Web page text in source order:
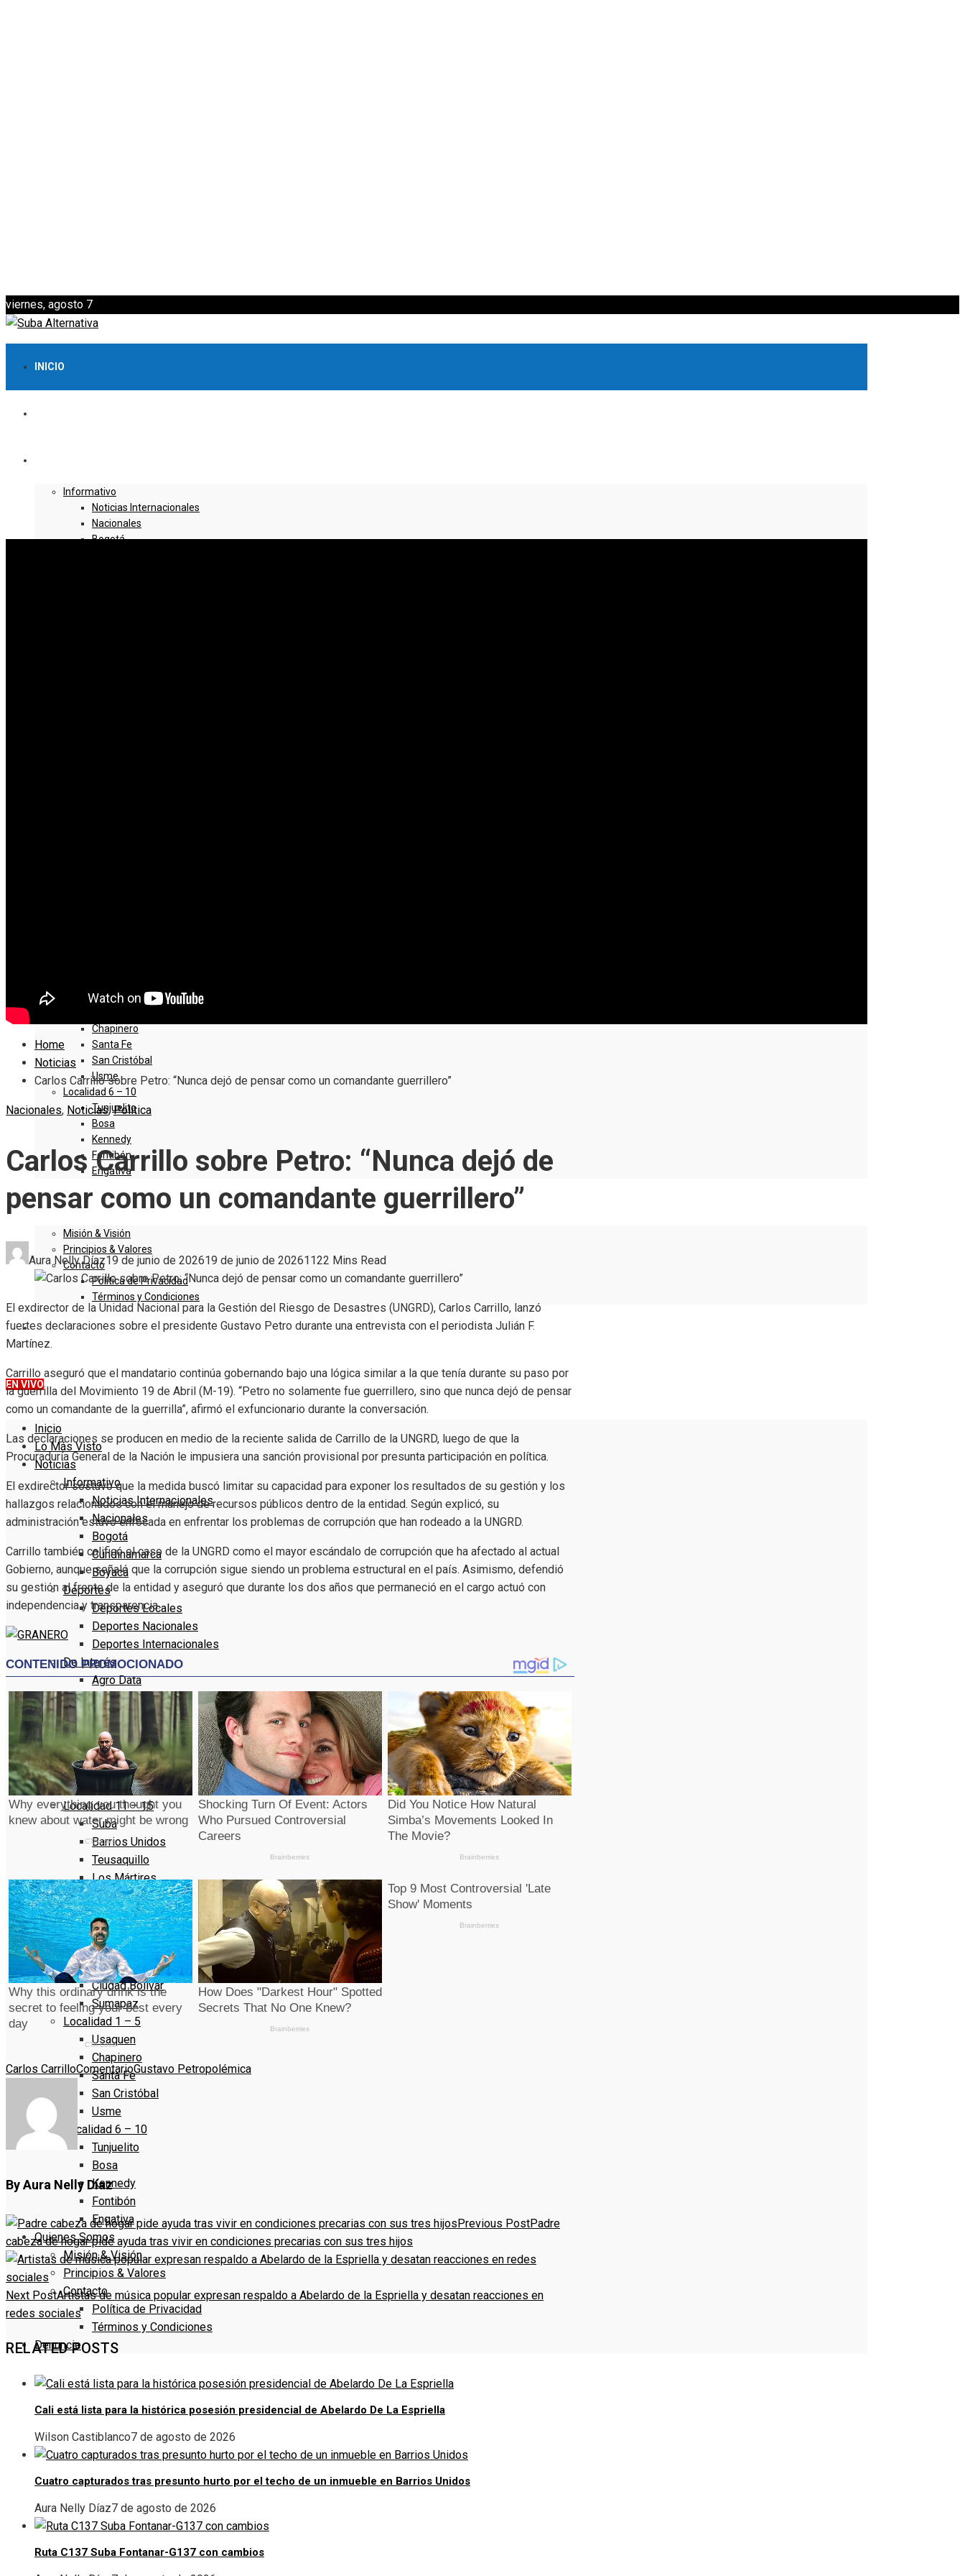
viernes, agosto 7
INICIO
Informativo
Noticias Internacionales
Nacionales
Bogotá
Localidad 1 – 5
Chapinero
Santa Fe
San Cristóbal
Usme
Localidad 6 – 10
Tunjuelito
Bosa
Kennedy
Fontibón
Engativa
QUIENES SOMOS
Misión & Visión
Principios & Valores
Contacto
Política de Privacidad
Términos y Condiciones
DENUNCIE
EN VIVO
Inicio
Lo Más Visto
Noticias
Informativo
Noticias Internacionales
Nacionales
Bogotá
Cundinamarca
Boyacá
Deportes
Deportes Locales
Deportes Nacionales
Deportes Internacionales
De Interés
Agro Data
Artistas
Eventos
Conózcanos
Programacion
Portafolio
Bogotá
Localidad 11 – 15
Suba
Barrios Unidos
Teusaquillo
Los Mártires
Antonio Nariño
Localidad 16 – 20
Puente Aranda
La Candelaria
Rafael Uribe Uribe
Ciudad Bolivar
Sumapaz
Localidad 1 – 5
Usaquen
Chapinero
Santa Fe
San Cristóbal
Usme
Localidad 6 – 10
Tunjuelito
Bosa
Kennedy
Fontibón
Engativa
Quienes Somos
Misión & Visión
Principios & Valores
Contacto
Política de Privacidad
Términos y Condiciones
Denuncie
Home
Noticias
Carlos Carrillo sobre Petro: “Nunca dejó de pensar como un comandante guerrillero”
Nacionales, Noticias,Política
Carlos Carrillo sobre Petro: “Nunca dejó de
pensar como un comandante guerrillero”
Aura Nelly Díaz19 de junio de 202619 de junio de 20261122 Mins Read
El exdirector de la Unidad Nacional para la Gestión del Riesgo de Desastres (UNGRD), Carlos Carrillo, lanzó
fuertes declaraciones sobre el presidente Gustavo Petro durante una entrevista con el periodista Julián F.
Martínez.
Carrillo aseguró que el mandatario continúa gobernando bajo una lógica similar a la que tenía durante su paso por
la guerrilla del
Movimiento 19 de Abril (M-19). “Petro no solamente fue guerrillero, sino que nunca dejó de pensar
como un comandante de la guerrilla”, afirmó el exfuncionario durante la conversación.
Las declaraciones se producen en medio de la reciente salida de Carrillo de la UNGRD, luego de que la
Procuraduría General de la Nación le impusiera una sanción provisional por presunta participación en política.
El exdirector sostuvo que la medida buscó limitar su capacidad para exponer los resultados de su gestión y los
hallazgos relacionados con el manejo de recursos públicos dentro de la entidad. Según explicó, su
administración estuvo enfocada en enfrentar los problemas de corrupción que han rodeado a la UNGRD.
Carrillo también calificó el caso de la UNGRD como el mayor escándalo de corrupción que ha afectado al actual
Gobierno, aunque señaló que la corrupción sigue siendo un problema estructural en el país. Asimismo, defendió
su gestión al frente de la entidad y aseguró que durante los dos años que permaneció en el cargo actuó con
independencia y transparencia.
Carlos CarrilloComentarioGustavo Petropolémica
By Aura Nelly Díaz
Previous PostPadre
cabeza de hogar pide ayuda tras vivir en condiciones precarias con sus tres hijos
Next PostArtistas de música popular expresan respaldo a Abelardo de la Espriella y desatan reacciones en
redes sociales
RELATED POSTS
Cali está lista para la histórica posesión presidencial de Abelardo De La Espriella
Wilson Castiblanco7 de agosto de 2026
Cuatro capturados tras presunto hurto por el techo de un inmueble en Barrios Unidos
Aura Nelly Díaz7 de agosto de 2026
Ruta C137 Suba Fontanar-G137 con cambios